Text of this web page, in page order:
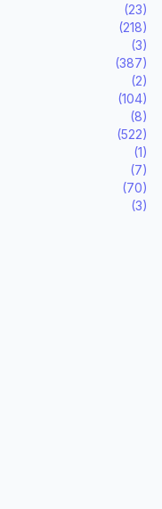
(23)
(218)
(3)
(387)
(2)
(104)
(8)
(522)
(1)
(7)
(70)
(3)